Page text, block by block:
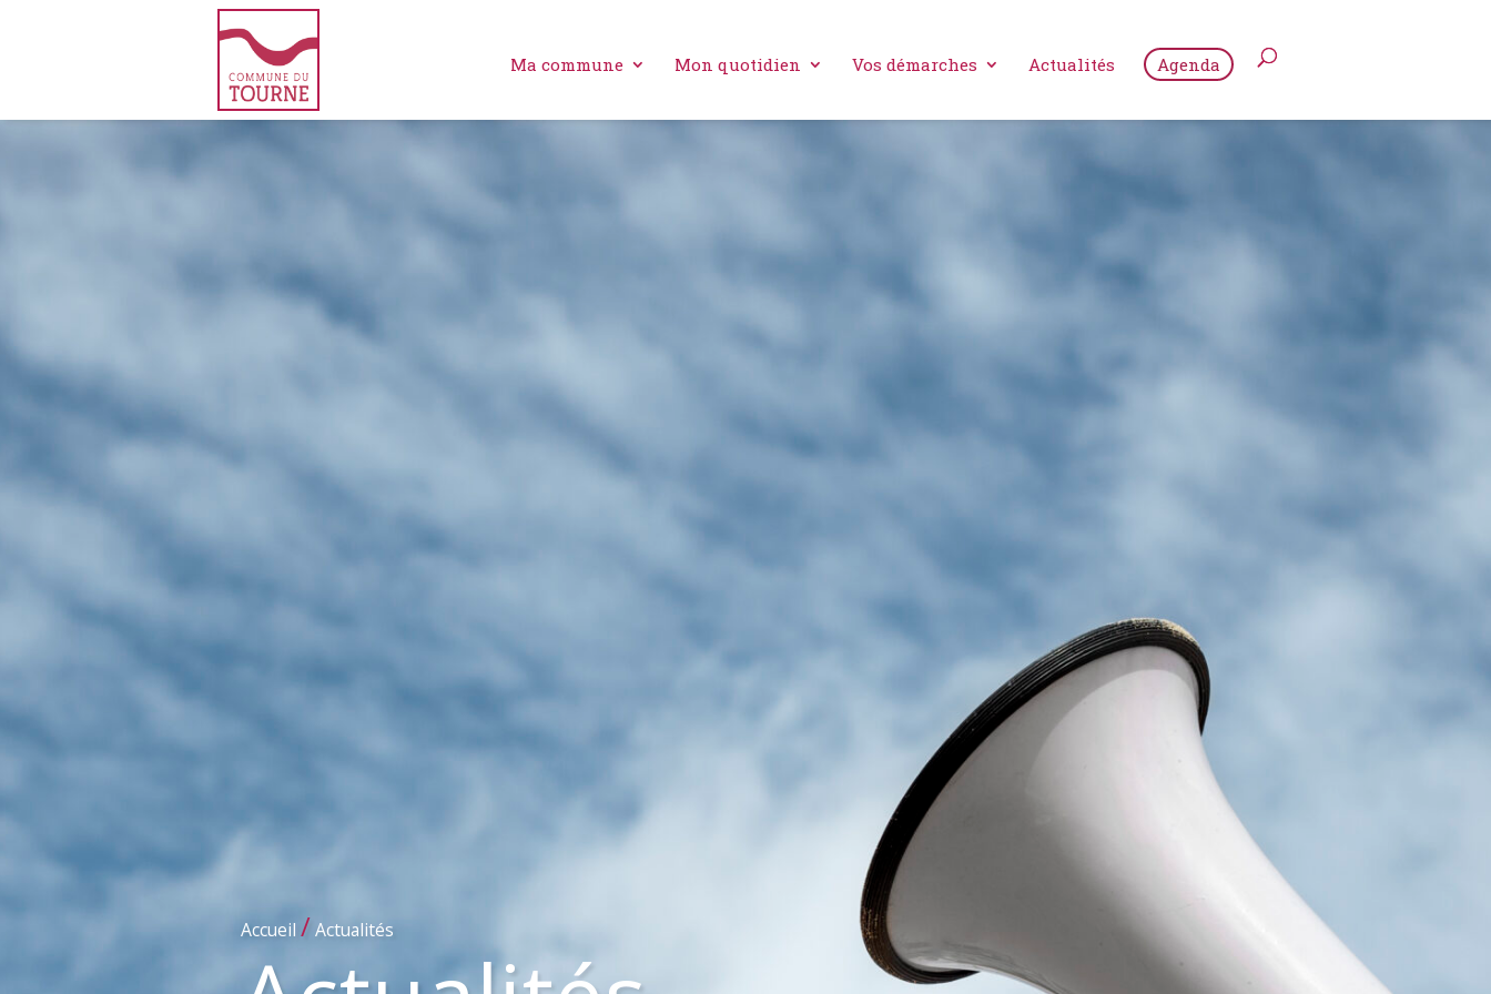
Ma commune Mon quotidien Vos démarches Actualités Agenda
Accueil /Actualités